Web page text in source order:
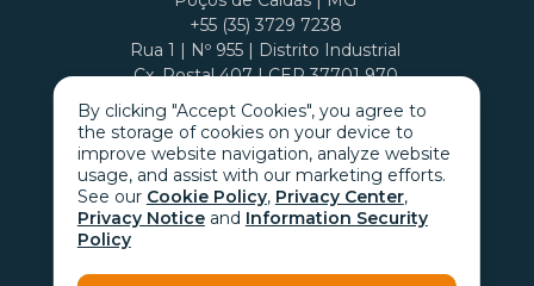
By clicking "Accept Cookies", you agree to
the storage of cookies on your device to
improve website navigation, analyze website
usage, and assist with our marketing efforts.
See our Cookie Policy, Privacy Center,
Privacy Noticeand Information Security
Policy
+55 (35) 3729 7238
Rua 1 | Nº 955 | Distrito Industrial
Cx. Postal 407 | CEP 37701 970